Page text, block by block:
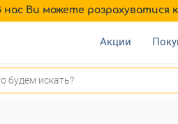
нас Ви можете розрахуватися
Акции